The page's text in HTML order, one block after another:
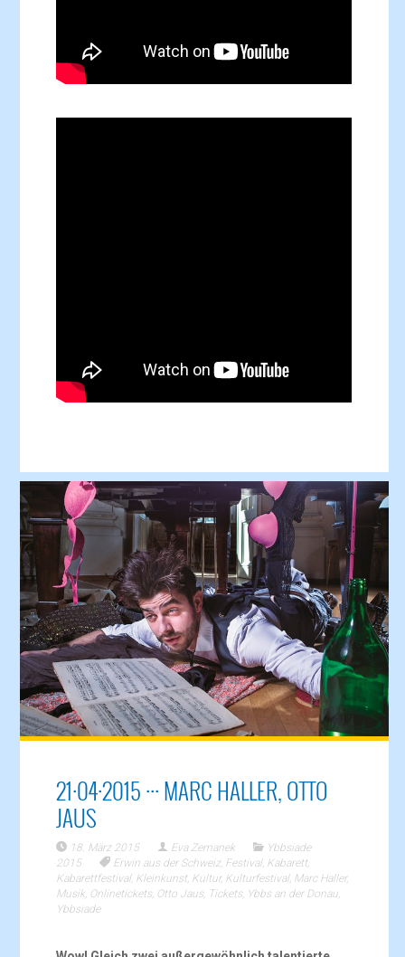
21·04·2015 ··· MARC HALLER, OTTO
JAUS
18. März 2015 Eva Zemanek
Ybbsiade
2015
Erwin aus der Schweiz, Festival, Kabarett
Kabarettfestival, Kleinkunst Kultur, Kulturfestival, Marc Haller,
Musik Onlinetickets Otto Jaus Tickets Ybbs an der Donau
Ybbsiade